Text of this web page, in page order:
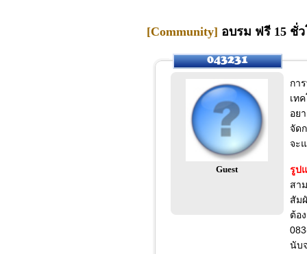
[Community] อบรม ฟรี 15 ชั่
Guest
กา
เท
อย
จัด
จะ
รูป
สา
สัม
ต้อ
นับ